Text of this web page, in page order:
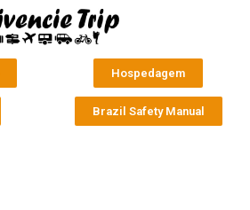
Hospedagem
Brazil Safety Manual